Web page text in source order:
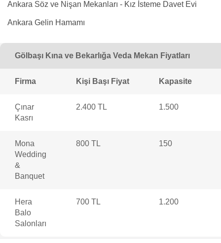
Ankara Söz ve Nişan Mekanları - Kız İsteme Davet Evi
Ankara Gelin Hamamı
Gölbaşı Kına ve Bekarlığa Veda Mekan Fiyatları
Firma Kişi Başı Fiyat Kapasite
Çınar
Kasrı
2.400 TL 1.500
Mona
Wedding
&
Banquet
800 TL 150
Hera
Balo
Salonları
700 TL 1.200